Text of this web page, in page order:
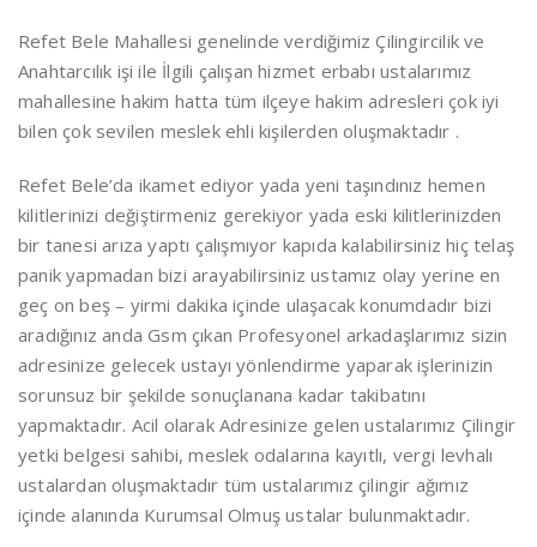
Refet Bele Mahallesi genelinde verdiğimiz Çilingircilik ve
Anahtarcılık işi ile İlgili çalışan hizmet erbabı ustalarımız
mahallesine hakim hatta tüm ilçeye hakim adresleri çok iyi
bilen çok sevilen meslek ehli kişilerden oluşmaktadır .
Refet Bele’da ikamet ediyor yada yeni taşındınız hemen
kilitlerinizi değiştirmeniz gerekiyor yada eski kilitlerinizden
bir tanesi arıza yaptı çalışmıyor kapıda kalabilirsiniz hiç telaş
panik yapmadan bizi arayabilirsiniz ustamız olay yerine en
geç on beş – yirmi dakika içinde ulaşacak konumdadır bizi
aradığınız anda Gsm çıkan Profesyonel arkadaşlarımız sizin
adresinize gelecek ustayı yönlendirme yaparak işlerinizin
sorunsuz bir şekilde sonuçlanana kadar takibatını
yapmaktadır. Acil olarak Adresinize gelen ustalarımız Çilingir
yetki belgesi sahibi, meslek odalarına kayıtlı, vergi levhalı
ustalardan oluşmaktadır tüm ustalarımız çilingir ağımız
içinde alanında Kurumsal Olmuş ustalar bulunmaktadır.